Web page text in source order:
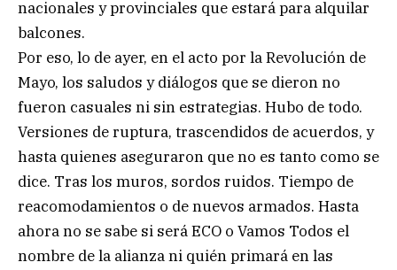
nacionales y provinciales que estará para alquilar
balcones.
Por eso, lo de ayer, en el acto por la Revolución de
Mayo, los saludos y diálogos que se dieron no
fueron casuales ni sin estrategias. Hubo de todo.
Versiones de ruptura, trascendidos de acuerdos, y
hasta quienes aseguraron que no es tanto como se
dice. Tras los muros, sordos ruidos. Tiempo de
reacomodamientos o de nuevos armados. Hasta
ahora no se sabe si será ECO o Vamos Todos el
nombre de la alianza ni quién primará en las